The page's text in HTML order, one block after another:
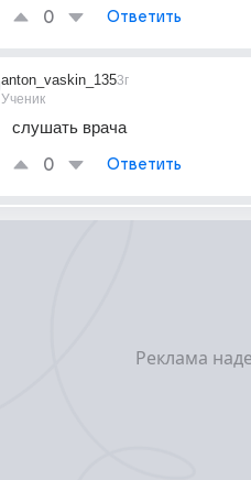
0 Ответить
anton_vaskin_135
Ученик
3г
слушать врача
0 Ответить